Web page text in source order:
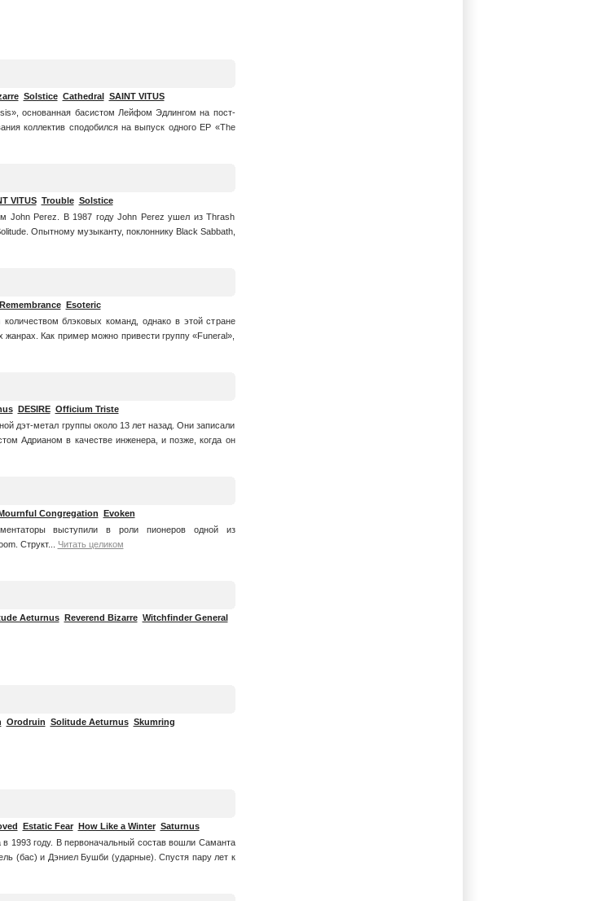
Solstice Cathedral SAINT VITUS
основанная басистом Лейфом Эдлингом на пост-
коллектив сподобился на выпуск одного EP «The
VITUS Trouble Solstice
John Perez. В 1987 году John Perez ушел из Thrash
Опытному музыканту, поклоннику Black Sabbath,
Remembrance Esoteric
блэковых команд, однако в этой стране
Как пример можно привести группу «Funeral»,
DESIRE Officium Triste
дэт-метал группы около 13 лет назад. Они записали
Адрианом в качестве инженера, и позже, когда он
Congregation Evoken
выступили в роли пионеров одной из
Структ...
Читать целиком
Aeturnus Reverend Bizarre Witchfinder General
Orodruin Solitude Aeturnus Skumring
Estatic Fear How Like a Winter Saturnus
1993 году. В первоначальный состав вошли Саманта
(бас) и Дэниел Бушби (ударные). Спустя пару лет к